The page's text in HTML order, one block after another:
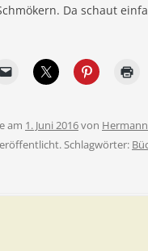
Da schaut
am 1. Juni 2016von Hermann
Schlagwörter: